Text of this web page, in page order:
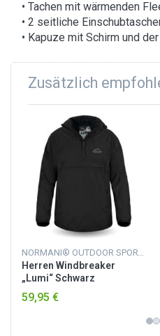
• Tachen mit wärmenden
• 2 seitliche
• Kapuze mit Schirm und
Zusätzlich
NORMANI® OUTDOOR SPORTS
Herren Windbreaker
„Lumi“ Schwarz
59,95 €